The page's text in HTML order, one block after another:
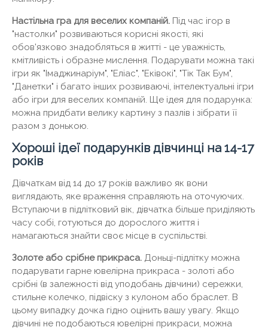
Настільна гра для веселих компаній. Під час ігор в
"настолки" розвиваються корисні якості, які
обов'язково знадобляться в житті - це уважність,
кмітливість і образне мислення. Подарувати можна такі
ігри як "Імаджинаріум", "Еліас", "Еківокі", "Тік Так Бум",
"Данетки" і багато інших розвиваючі, інтелектуальні ігри
або ігри для веселих компаній. Ще ідея для подарунка:
можна придбати велику картину з пазлів і зібрати її
разом з донькою.
Хороші ідеї подарунків дівчинці на 14-17
років
Дівчаткам від 14 до 17 років важливо як вони
виглядають, яке враження справляють на оточуючих.
Вступаючи в підлітковий вік, дівчатка більше приділяють
часу собі, готуються до дорослого життя і
намагаються знайти своє місце в суспільстві.
Золоте або срібне прикраса. Доньці-підлітку можна
подарувати гарне ювелірна прикраса - золоті або
срібні (в залежності від уподобань дівчини) сережки,
стильне колечко, підвіску з кулоном або браслет. В
цьому випадку дочка гідно оцінить вашу увагу. Якщо
дівчині не подобаються ювелірні прикраси, можна